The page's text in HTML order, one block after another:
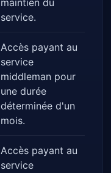
maintien du
service.
Accès payant au
service
middleman pour
une durée
déterminée d'un
mois.
Accès payant au
service